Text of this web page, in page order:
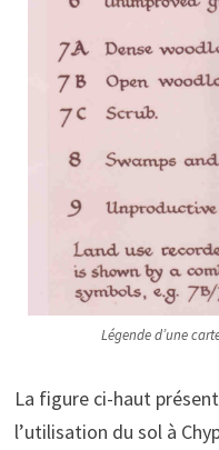
Légende d’une
La figure ci-haut
l’utilisation du sol à